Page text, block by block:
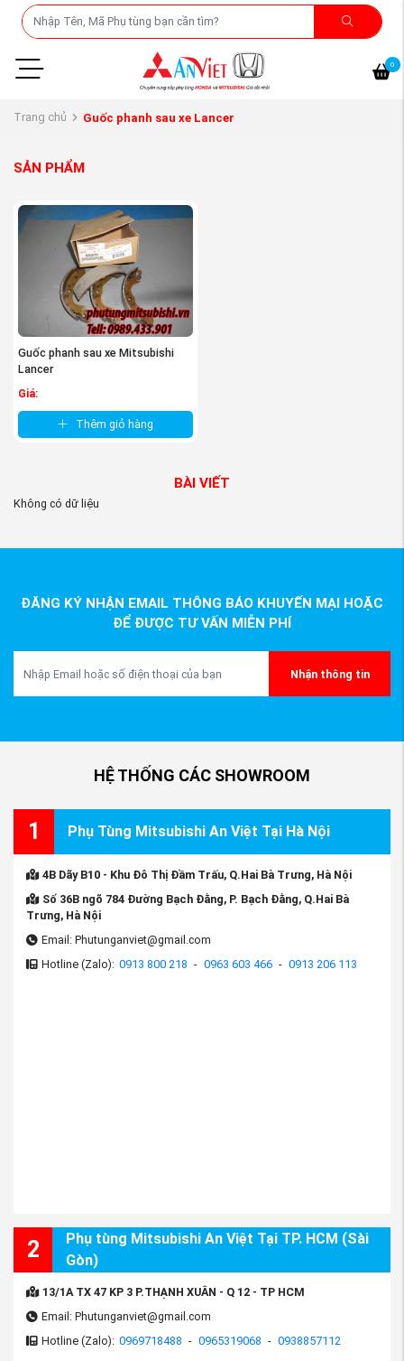
0
Trang chủ Guốc phanh sau xe Lancer
SẢN PHẨM
Guốc phanh sau xe Mitsubishi
Lancer
Giá:
Thêm giỏ hàng
BÀI VIẾT
Không có dữ liệu
ĐĂNG KÝ NHẬN EMAIL THÔNG BÁO KHUYẾN MẠI HOẶC
ĐỂ ĐƯỢC TƯ VẤN MIỄN PHÍ
Nhận thông tin
HỆ THỐNG CÁC SHOWROOM
1 Phụ Tùng Mitsubishi An Việt Tại Hà Nội
4B Dãy B10 - Khu Đô Thị Đầm Trấu, Q.Hai Bà Trưng, Hà Nội
Số 36B ngõ 784 Đường Bạch Đằng, P. Bạch Đằng, Q.Hai Bà
Trưng, Hà Nội
Email: Phutunganviet@gmail.com
Hotline (Zalo): 0913 800 218 - 0963 603 466 - 0913 206 113
2
Phụ tùng Mitsubishi An Việt Tại TP. HCM (Sài
Gòn)
13/1A TX 47 KP 3 P.THẠNH XUÂN - Q 12 - TP HCM
Email: Phutunganviet@gmail.com
Hotline (Zalo): 0969718488 - 0965319068 - 0938857112